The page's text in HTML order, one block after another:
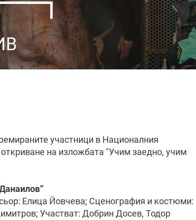
участници в Националния
на изложбата "Учим заедно, учим
Елица Йовчева; Сценография и костюми:
Участват: Добрин Досев, Тодор